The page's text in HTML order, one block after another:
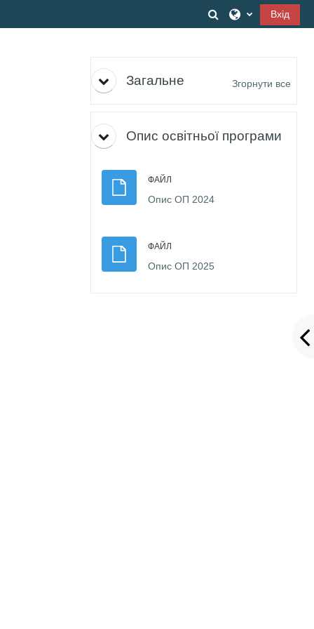
Переключити
Вхід
Структура за темами
Загальне Згорнути все
Опис освітньої програми
ФАЙЛ
Опис ОП 2024Файл
ФАЙЛ
Опис ОП 2025Файл